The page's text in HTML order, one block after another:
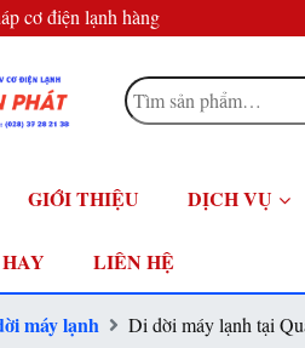
cơ điện lạnh hàng
Tìm
kiếm:
GIỚI THIỆU DỊCH VỤ
LIÊN HỆ
máy lạnh Di dời máy lạnh tại